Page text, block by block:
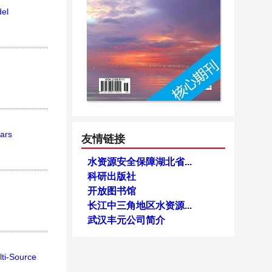
Source
友情链接
水资源安全保障湖北省...
科研出版社
开放图书馆
长江中三角地区水资源...
武汉丰元公司简介